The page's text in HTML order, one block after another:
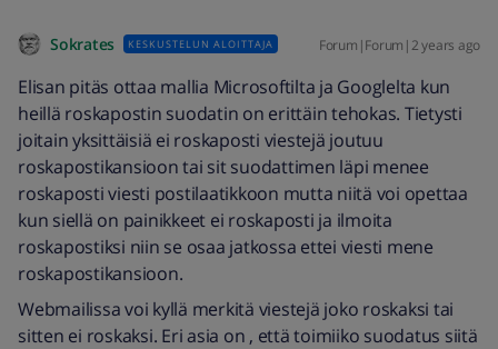
Sokrates KESKUSTELUN ALOITTAJA Forum|Forum|2 years ago
Elisan pitäs ottaa mallia Microsoftilta ja Googlelta kun
heillä roskapostin suodatin on erittäin tehokas. Tietysti
joitain yksittäisiä ei roskaposti viestejä joutuu
roskapostikansioon tai sit suodattimen läpi menee
roskaposti viesti postilaatikkoon mutta niitä voi opettaa
kun siellä on painikkeet ei roskaposti ja ilmoita
roskapostiksi niin se osaa jatkossa ettei viesti mene
roskapostikansioon.
Webmailissa voi kyllä merkitä viestejä joko roskaksi tai
sitten ei roskaksi. Eri asia on , että toimiiko suodatus siitä